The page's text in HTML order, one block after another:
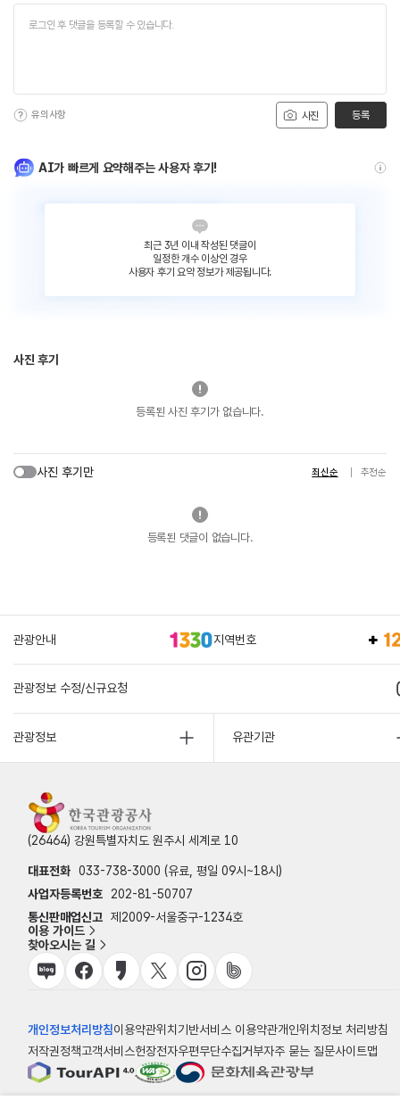
사진
유의사항 등록
AI가 빠르게 요약해주는 사용자 후기!
최근 3년 이내 작성된 댓글이
일정한 개수 이상인 경우
사용자 후기 요약 정보가 제공됩니다.
사진 후기
등록된 사진 후기가 없습니다.
사진 후기만 최신순 추천순
등록된 댓글이 없습니다.
관광안내 지역번호
관광정보 수정/신규요청
관광정보 유관기관
(26464) 강원특별자치도 원주시 세계로 10
대표전화 033-738-3000 (유료, 평일 09시~18시)
사업자등록번호
202-81-50707
통신판매업신고 제2009-서울중구-1234호
이용 가이드
찾아오시는 길
개인정보처리방침이용약관위치기반서비스 이용약관개인위치정보 처리방침
저작권정책고객서비스헌장전자우편무단수집거부자주 묻는 질문사이트맵